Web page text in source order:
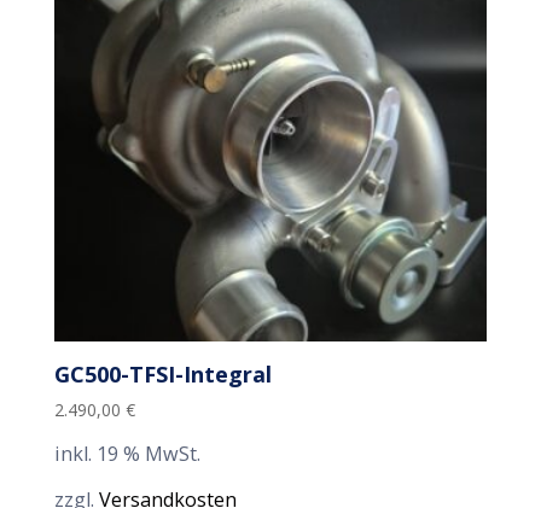
GC500-TFSI-Integral
2.490,00 €
inkl. 19 % MwSt.
zzgl. Versandkosten